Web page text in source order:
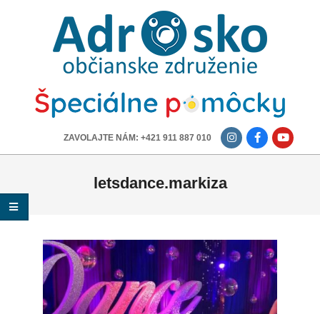
ADROSKO
OBČIANSKE
ZDRUŽENIE
ZAVOLAJTE NÁM: +421 911 887 010
letsdance.markiza